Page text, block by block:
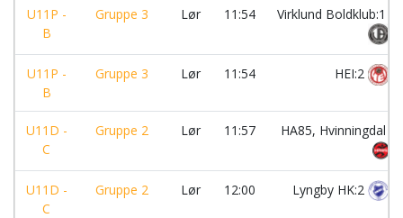
U11P -
B
Gruppe 3 Lør 11:54 Virklund Boldklub:1
U11P -
B
Gruppe 3 Lør 11:54 HEI:2
U11D -
C
Gruppe 2 Lør 11:57 HA85, Hvinningdal
U11D -
C
Gruppe 2 Lør 12:00 Lyngby HK:2